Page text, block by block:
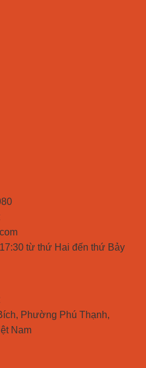
từ thứ Hai đến thứ Bảy
Phường Phú Thạnh,
Nam